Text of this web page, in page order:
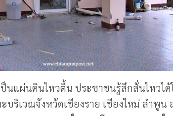
นแผ่นดินไหวตื้น ประชาชนรู้สึกสั่นไหวไ
บริเวณจังหวัดเชียงราย เชียงใหม่ ลำพูน